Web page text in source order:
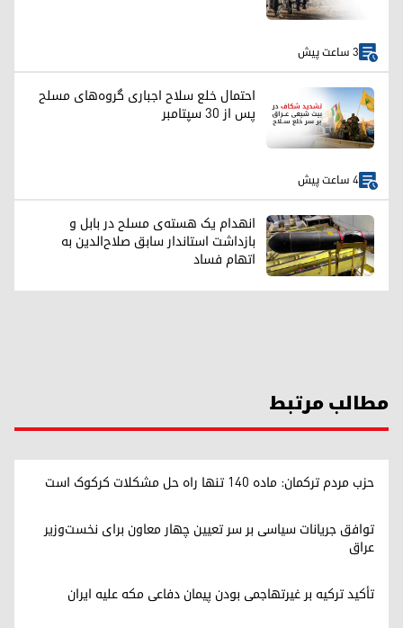
3 ساعت پیش
احتمال خلع سلاح اجباری گروه‌های مسلح
پس از ۳۰ سپتامبر
4 ساعت پیش
انهدام یک هسته‌ی مسلح در بابل و
بازداشت استاندار سابق صلاح‌الدین به
اتهام فساد
مطالب مرتبط
حزب مردم ترکمان: ماده ۱۴۰ تنها راه حل مشکلات کرکوک است
توافق جریانات سیاسی بر سر تعیین چهار معاون برای نخست‌وزیر
عراق
تأکید ترکیه بر غیرتهاجمی بودن پیمان دفاعی مکه علیه ایران